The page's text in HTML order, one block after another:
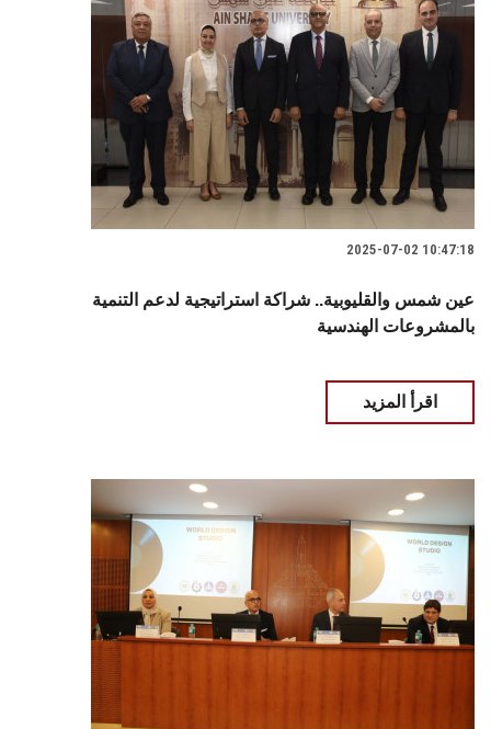
2025-07-02 10:47:18
عين شمس والقليوبية.. شراكة استراتيجية لدعم التنمية
بالمشروعات الهندسية
اقرأ المزيد